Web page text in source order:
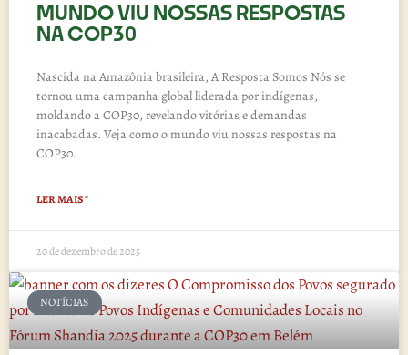
MUNDO VIU NOSSAS RESPOSTAS
NA COP30
Nascida na Amazônia brasileira, A Resposta Somos Nós se
tornou uma campanha global liderada por indígenas,
moldando a COP30, revelando vitórias e demandas
inacabadas. Veja como o mundo viu nossas respostas na
COP30.
LER MAIS "
20 de dezembro de 2025
NOTÍCIAS